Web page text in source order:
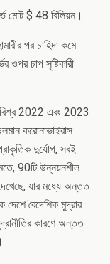
মোট $ 48 বিলিয়ন।
পর চাহিদা কমে
ওপর চাপ সৃষ্টিকারী
বিশ্ব 2022 এবং 2023
করোনাভাইরাস
দুর্যোগ, সবই
90টি উন্নয়নশীল
যার মধ্যে অন্তত
বৈদেশিক মুদ্রার
কারণে অন্তত